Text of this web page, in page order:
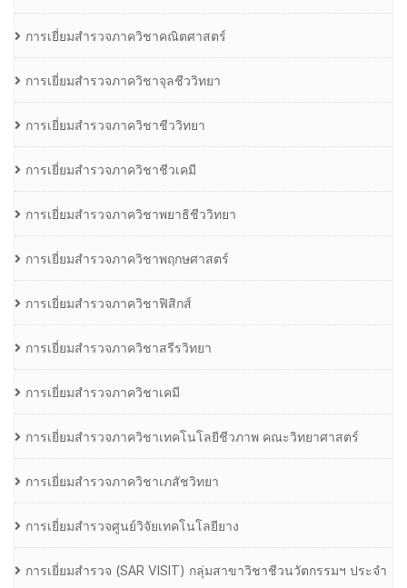
การเยี่ยมสำรวจภาควิชาคณิตศาสตร์
การเยี่ยมสำรวจภาควิชาจุลชีววิทยา
การเยี่ยมสำรวจภาควิชาชีววิทยา
การเยี่ยมสำรวจภาควิชาชีวเคมี
การเยี่ยมสำรวจภาควิชาพยาธิชีววิทยา
การเยี่ยมสำรวจภาควิชาพฤกษศาสตร์
การเยี่ยมสำรวจภาควิชาฟิสิกส์
การเยี่ยมสำรวจภาควิชาสรีรวิทยา
การเยี่ยมสำรวจภาควิชาเคมี
การเยี่ยมสำรวจภาควิชาเทคโนโลยีชีวภาพ คณะวิทยาศาสตร์
การเยี่ยมสำรวจภาควิชาเภสัชวิทยา
การเยี่ยมสำรวจศูนย์วิจัยเทคโนโลยียาง
การเยี่ยมสํารวจ (SAR VISIT) กลุ่มสาขาวิชาชีวนวัตกรรมฯ ประจํา